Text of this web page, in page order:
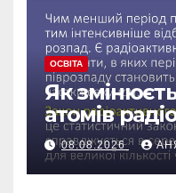
ОСВІТА
Як
атомів
препарату
08.08.2026